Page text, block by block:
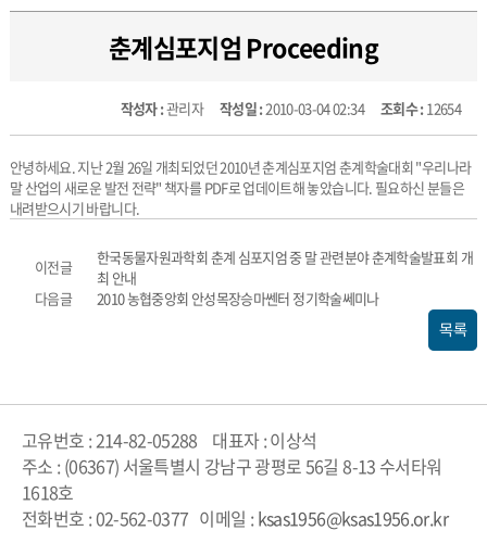
춘계심포지엄 Proceeding
작성자 :관리자 작성일 :2010-03-04 02:34 조회수 :12654
안녕하세요. 지난 2월 26일 개최되었던 2010년 춘계심포지엄 춘계학술대회 "우리나라
말 산업의 새로운 발전 전략" 책자를 PDF로 업데이트해 놓았습니다. 필요하신 분들은
내려받으시기 바랍니다.
이전글
한국동물자원과학회 춘계 심포지엄 중 말 관련분야 춘계학술발표회 개
최 안내
다음글
2010 농협중앙회 안성목장승마쎈터 정기학술쎄미나
목록
고유번호 : 214-82-05288
대표자 : 이상석
주소 : (06367) 서울특별시 강남구 광평로 56길 8-13 수서타워
1618호
전화번호 : 02-562-0377 이메일 :ksas1956@ksas1956.or.kr